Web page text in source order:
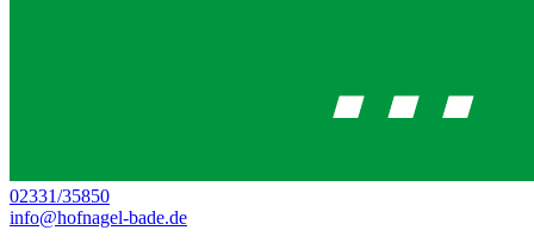
02331/35850
info@hofnagel-bade.de